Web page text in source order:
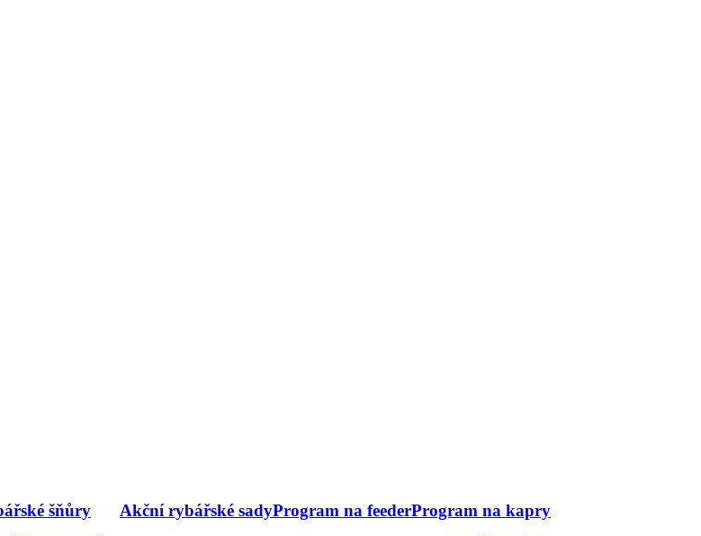
šňůry Akční rybářské sadyProgram na feederProgram na kapry